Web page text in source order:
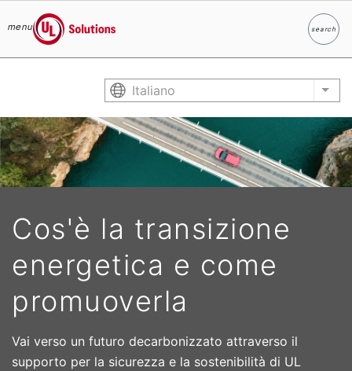
menu
UL Solutions
search
Italiano List
Cos'è la transizione
energetica e come
promuoverla
Vai verso un futuro decarbonizzato attraverso il
supporto per la sicurezza e la sostenibilità di UL